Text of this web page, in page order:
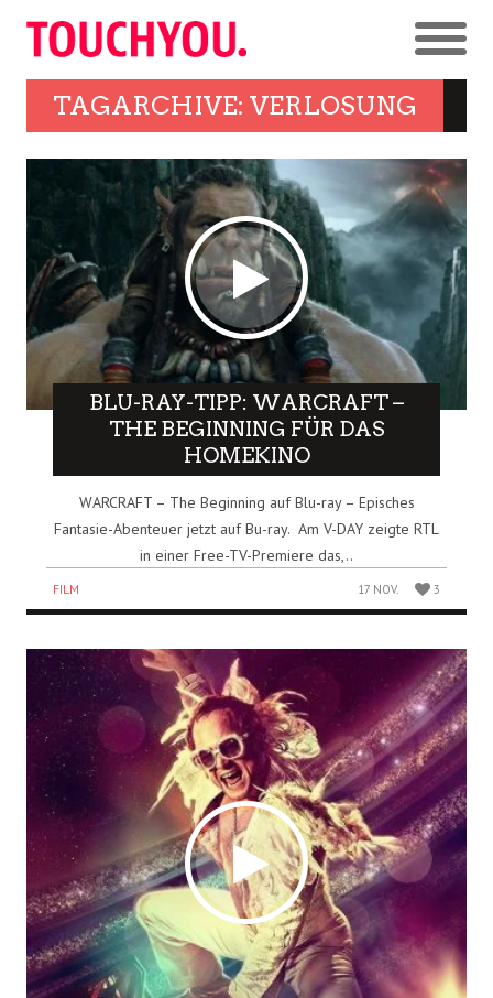
TAGARCHIVE: VERLOSUNG
BLU-RAY-TIPP: WARCRAFT –
THE BEGINNING FÜR DAS
HOMEKINO
WARCRAFT – The Beginning auf Blu-ray – Episches
Fantasie-Abenteuer jetzt auf Bu-ray. Am V-DAY zeigte RTL
in einer Free-TV-Premiere das,..
FILM 17 NOV. 3